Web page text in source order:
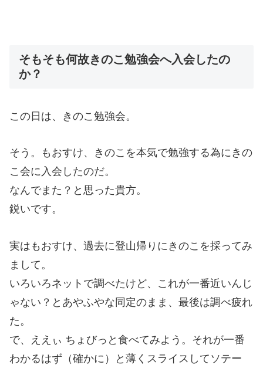
そもそも何故きのこ勉強会へ入会したの
か？
この日は、きのこ勉強会。
そう。もおすけ、きのこを本気で勉強する為にきの
こ会に入会したのだ。
なんでまた？と思った貴方。
鋭いです。
実はもおすけ、過去に登山帰りにきのこを採ってみ
まして。
いろいろネットで調べたけど、これが一番近いんじ
ゃない？とあやふやな同定のまま、最後は調べ疲れ
た。
で、ええぃ ちょびっと食べてみよう。それが一番
わかるはず（確かに）と薄くスライスしてソテー